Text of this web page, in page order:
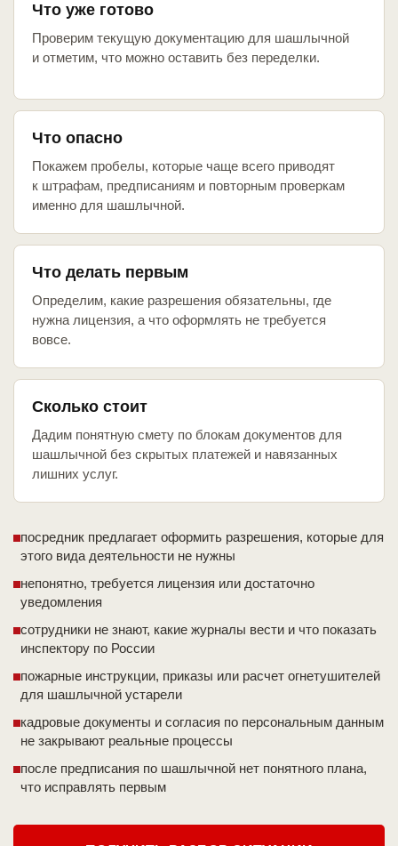
Что уже готово
Проверим текущую документацию для шашлычной
и отметим, что можно оставить без переделки.
Что опасно
Покажем пробелы, которые чаще всего приводят
к штрафам, предписаниям и повторным проверкам
именно для шашлычной.
Что делать первым
Определим, какие разрешения обязательны, где
нужна лицензия, а что оформлять не требуется
вовсе.
Сколько стоит
Дадим понятную смету по блокам документов для
шашлычной без скрытых платежей и навязанных
лишних услуг.
посредник предлагает оформить разрешения, которые для
этого вида деятельности не нужны
непонятно, требуется лицензия или достаточно
уведомления
сотрудники не знают, какие журналы вести и что показать
инспектору по России
пожарные инструкции, приказы или расчет огнетушителей
для шашлычной устарели
кадровые документы и согласия по персональным данным
не закрывают реальные процессы
после предписания по шашлычной нет понятного плана,
что исправлять первым